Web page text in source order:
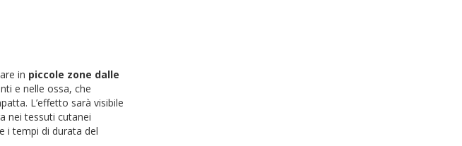
in piccole zone dalle
e nelle ossa, che
L’effetto sarà visibile
nei tessuti cutanei
i tempi di durata del